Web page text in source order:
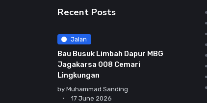
Recent Posts
Jalan
Bau Busuk Limbah Dapur MBG
Jagakarsa 008 Cemari
Lingkungan
by Muhammad Sanding
17 June 2026